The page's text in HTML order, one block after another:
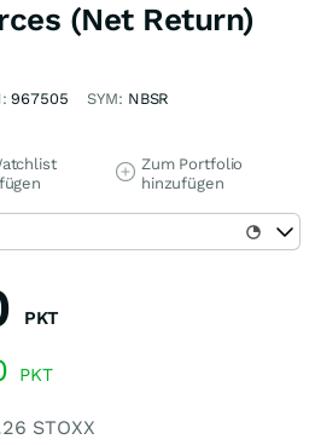
(Net Return)
967505 SYM: NBSR
Zum Portfolio
hinzufügen
PKT
PKT
STOXX